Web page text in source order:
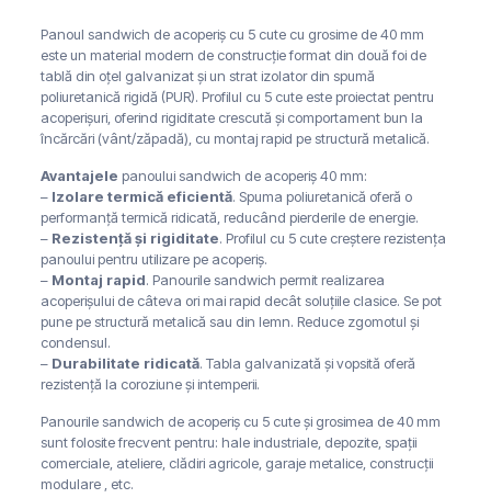
Panoul sandwich de acoperiș cu 5 cute cu grosime de 40 mm
este un material modern de construcție format din două foi de
tablă din oțel galvanizat și un strat izolator din spumă
poliuretanică rigidă (PUR). Profilul cu 5 cute este proiectat pentru
acoperișuri, oferind rigiditate crescută și comportament bun la
încărcări (vânt/zăpadă), cu montaj rapid pe structură metalică.
Avantajele panoului sandwich de acoperiș 40 mm:
– Izolare termică eficientă. Spuma poliuretanică oferă o
performanță termică ridicată, reducând pierderile de energie.
– Rezistență și rigiditate. Profilul cu 5 cute creștere rezistența
panoului pentru utilizare pe acoperiș.
– Montaj rapid. Panourile sandwich permit realizarea
acoperișului de câteva ori mai rapid decât soluțiile clasice. Se pot
pune pe structură metalică sau din lemn. Reduce zgomotul și
condensul.
– Durabilitate ridicată. Tabla galvanizată și vopsită oferă
rezistență la coroziune și intemperii.
Panourile sandwich de acoperiș cu 5 cute și grosimea de 40 mm
sunt folosite frecvent pentru: hale industriale, depozite, spații
comerciale, ateliere, clădiri agricole, garaje metalice, construcții
modulare , etc.